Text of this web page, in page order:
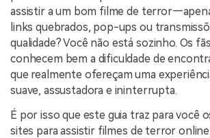
assistir a um bom filme de
links quebrados, pop-ups ou
qualidade? Você não está sozinho. Os
conhecem bem a dificuldade de
que realmente ofereçam uma
suave, assustadora e ininterrupta.
É por isso que este guia traz para você
sites para assistir filmes de terror